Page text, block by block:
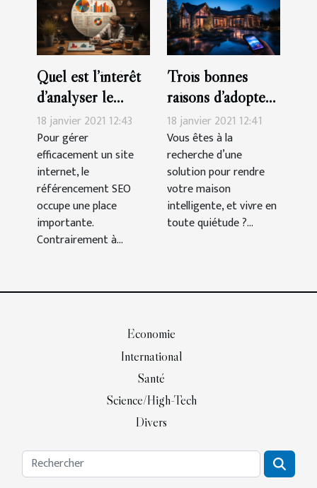
Quel est l’intérêt
d’analyser le
référencement
SEO de son site ?
18 janvier 2021 12:43
Pour gérer
efficacement un site
internet, le
référencement SEO
occupe une place
importante.
Contrairement à...
Trois bonnes
raisons d’adopter
la domotique ?
18 janvier 2021 12:41
Vous êtes à la
recherche d’une
solution pour rendre
votre maison
intelligente, et vivre en
toute quiétude ?...
Economie
International
Santé
Science/High-Tech
Divers